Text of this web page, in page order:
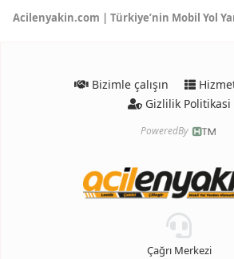
Acilenyakin.com | Türkiye’nin Mobil Yol
Bizimle çalışın
Gizlilik Politikasi
PoweredBy
Çağrı Merkezi